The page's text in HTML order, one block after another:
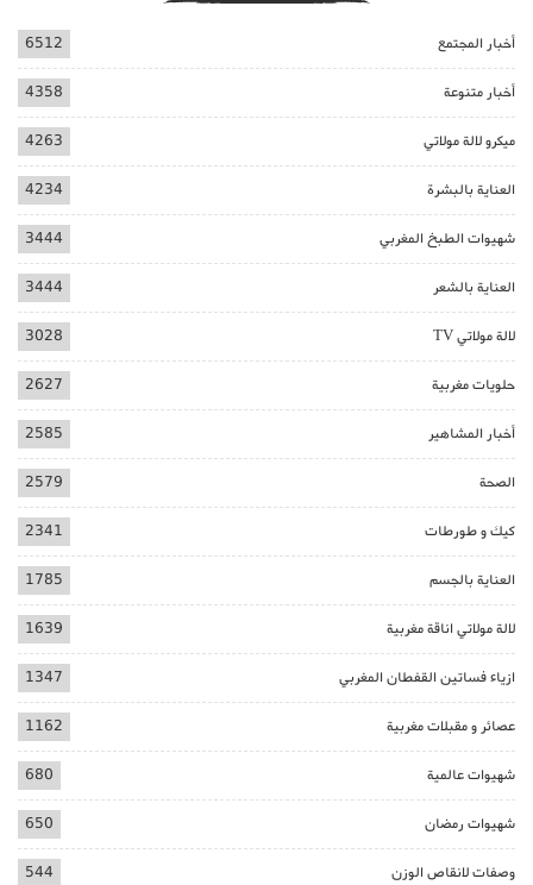
أخبار المجتمع 6512
أخبار متنوعة 4358
ميكرو لالة مولاتي 4263
العناية بالبشرة 4234
شهيوات الطبخ المغربي 3444
العناية بالشعر 3444
لالة مولاتي TV 3028
حلويات مغربية 2627
أخبار المشاهير 2585
الصحة 2579
كيك و طورطات 2341
العناية بالجسم 1785
لالة مولاتي اناقة مغربية 1639
ازياء فساتين القفطان المغربي 1347
عصائر و مقبلات مغربية 1162
شهيوات عالمية 680
شهيوات رمضان 650
وصفات لانقاص الوزن 544